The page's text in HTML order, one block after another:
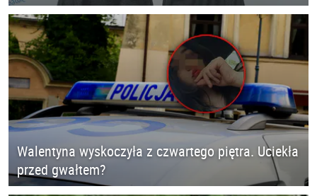
Walentyna wyskoczyła z czwartego piętra. Uciekła
przed gwałtem?